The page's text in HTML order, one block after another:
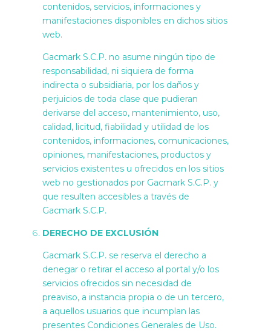
contenidos, servicios, informaciones y
manifestaciones disponibles en dichos sitios
web.
Gacmark S.C.P. no asume ningún tipo de
responsabilidad, ni siquiera de forma
indirecta o subsidiaria, por los daños y
perjuicios de toda clase que pudieran
derivarse del acceso, mantenimiento, uso,
calidad, licitud, fiabilidad y utilidad de los
contenidos, informaciones, comunicaciones,
opiniones, manifestaciones, productos y
servicios existentes u ofrecidos en los sitios
web no gestionados por Gacmark S.C.P. y
que resulten accesibles a través de
Gacmark S.C.P.
DERECHO DE EXCLUSIÓN
Gacmark S.C.P. se reserva el derecho a
denegar o retirar el acceso al portal y/o los
servicios ofrecidos sin necesidad de
preaviso, a instancia propia o de un tercero,
a aquellos usuarios que incumplan las
presentes Condiciones Generales de Uso.